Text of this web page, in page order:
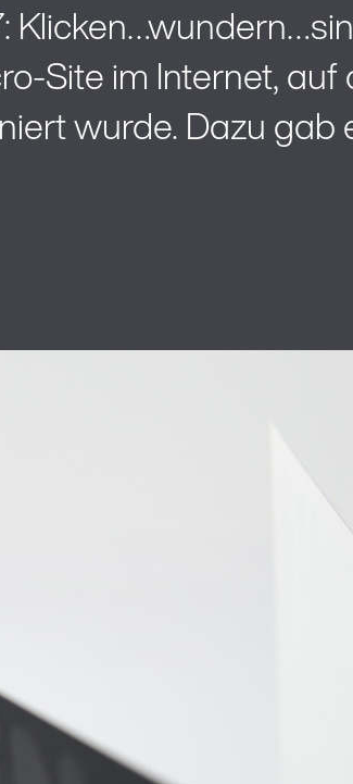
Site im Internet, auf
wurde. Dazu gab